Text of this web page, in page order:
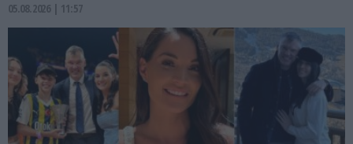
05.08.2026 | 11:57